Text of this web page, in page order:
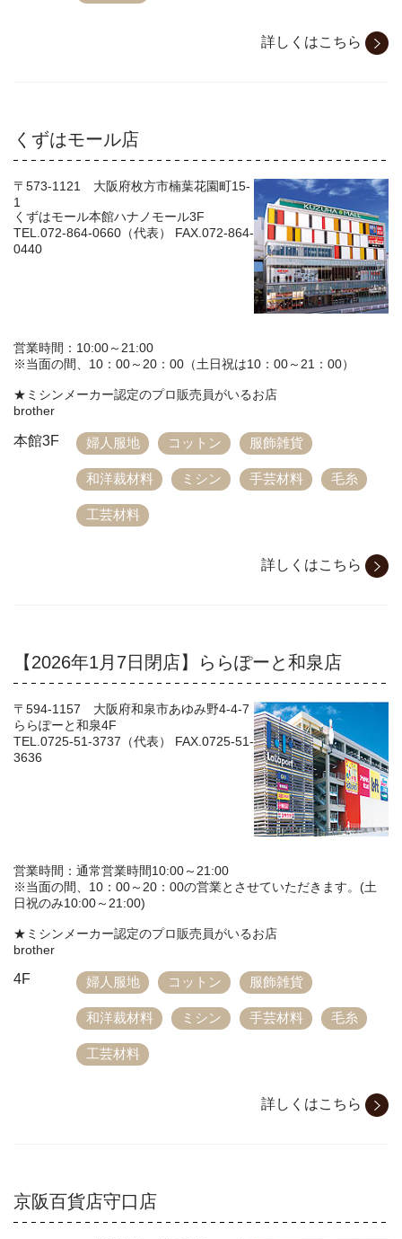
詳しくはこちら
くずはモール店
〒573-1121 大阪府枚方市楠葉花園町15-
1
くずはモール本館ハナノモール3F
TEL.072-864-0660（代表） FAX.072-864-
0440
営業時間：10:00～21:00
※当面の間、10：00～20：00（土日祝は10：00～21：00）
★ミシンメーカー認定のプロ販売員がいるお店
brother
本館3F 婦人服地 コットン 服飾雑貨
和洋裁材料 ミシン 手芸材料 毛糸
工芸材料
詳しくはこちら
【2026年1月7日閉店】ららぽーと和泉店
〒594-1157 大阪府和泉市あゆみ野4-4-7
ららぽーと和泉4F
TEL.0725-51-3737（代表） FAX.0725-51-
3636
営業時間：通常営業時間10:00～21:00
※当面の間、10：00～20：00の営業とさせていただきます。(土
日祝のみ10:00～21:00)
★ミシンメーカー認定のプロ販売員がいるお店
brother
4F 婦人服地 コットン 服飾雑貨
和洋裁材料 ミシン 手芸材料 毛糸
工芸材料
詳しくはこちら
京阪百貨店守口店